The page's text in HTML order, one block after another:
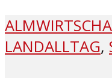
LANDALLTAG,